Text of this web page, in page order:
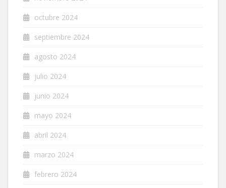
octubre 2024
septiembre 2024
agosto 2024
julio 2024
junio 2024
mayo 2024
abril 2024
marzo 2024
febrero 2024